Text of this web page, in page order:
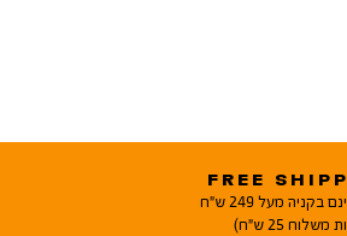
FREE
מעל 249 ש"ח
משלוח 25 ש"ח)